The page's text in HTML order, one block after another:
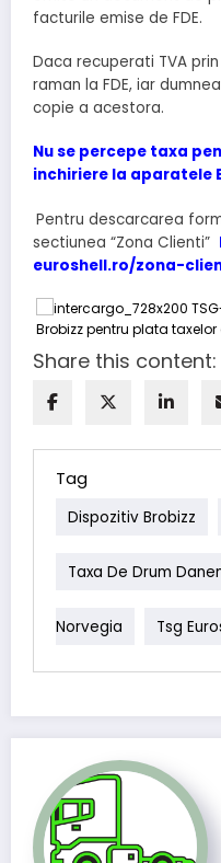
facturile emise de FDE.
Daca recuperati TVA
raman la FDE, iar
copie a acestora.
Nu se percepe taxa
inchiriere la aparatele
Pentru descarcarea
sectiunea “Zona Clienti”
euroshell.ro/zona-
Share this content:
Tag
Dispozitiv Brobizz
Taxa De Drum
Norvegia Tsg